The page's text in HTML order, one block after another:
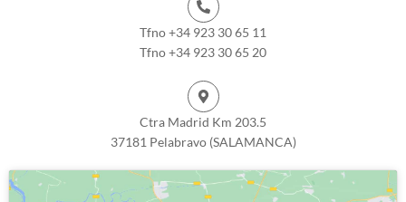
Tfno +34 923 30 65 11
Tfno +34 923 30 65 20
Ctra Madrid Km 203.5
37181 Pelabravo (SALAMANCA)